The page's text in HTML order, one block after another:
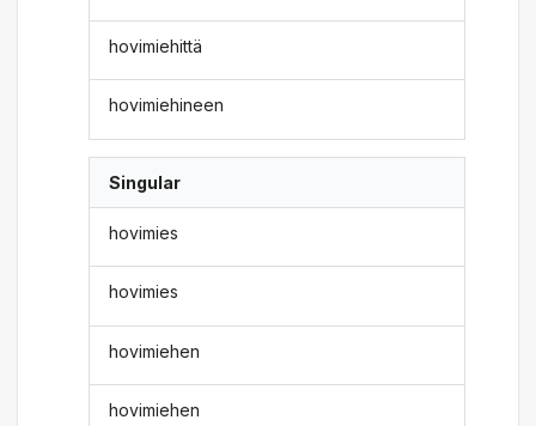
hovimiehittä
hovimiehineen
Singular
hovimies
hovimies
hovimiehen
hovimiehen